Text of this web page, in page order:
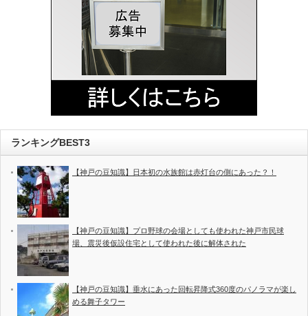
ランキングBEST3
【神戸の豆知識】日本初の水族館は赤灯台の側にあった？！
【神戸の豆知識】プロ野球の会場としても使われた神戸市民球
場、震災後仮設住宅として使われた後に解体された
【神戸の豆知識】垂水にあった回転昇降式360度のパノラマが楽し
める舞子タワー